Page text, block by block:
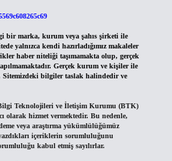
bir marka, kurum veya şahıs şirketi ile
yalnızca kendi hazırladığımız makaleler
haber niteliği taşımamakta olup, gerçek
Gerçek kurum ve kişiler ile
Sitemizdeki bilgiler taslak halindedir ve
Bilgi Teknolojileri ve İletişim Kurumu (BTK)
olarak hizmet vermektedir. Bu nedenle,
veya araştırma yükümlülüğümüz
içeriklerin sorumluluğunu
kabul etmiş sayılırlar.